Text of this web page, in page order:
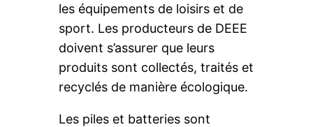
les équipements de loisirs et de
sport. Les producteurs de DEEE
doivent s’assurer que leurs
produits sont collectés, traités et
recyclés de manière écologique.
Les piles et batteries sont